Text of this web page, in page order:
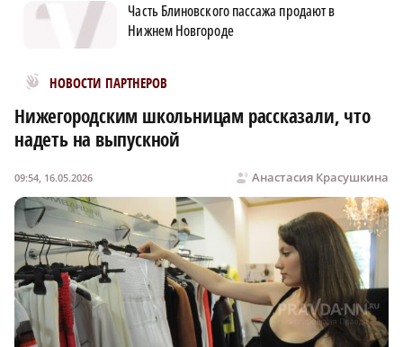
Часть Блиновского пассажа продают в
Нижнем Новгороде
НОВОСТИ ПАРТНЕРОВ
Новости МирТесен
Нижегородским школьницам рассказали, что
надеть на выпускной
Анастасия Красушкина
09:54, 16.05.2026